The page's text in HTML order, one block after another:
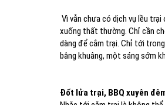
Vì vẫn chưa có dịch vụ lều
xuống thất thường. Chỉ cần
dàng để cắm trại. Chỉ tới
bâng khuâng, một sáng sớm
Đốt lửa trại, BBQ xuyên